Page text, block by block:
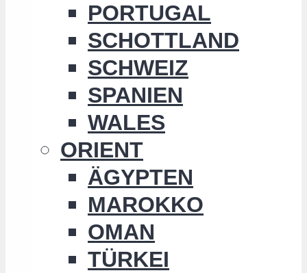
PORTUGAL
SCHOTTLAND
SCHWEIZ
SPANIEN
WALES
ORIENT
ÄGYPTEN
MAROKKO
OMAN
TÜRKEI